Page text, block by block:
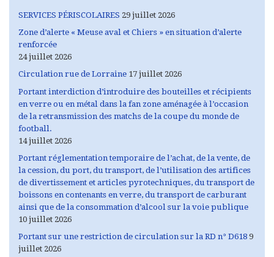
SERVICES PÉRISCOLAIRES 29 juillet 2026
Zone d’alerte « Meuse aval et Chiers » en situation d’alerte
renforcée
24 juillet 2026
Circulation rue de Lorraine 17 juillet 2026
Portant interdiction d’introduire des bouteilles et récipients
en verre ou en métal dans la fan zone aménagée à l’occasion
de la retransmission des matchs de la coupe du monde de
football.
14 juillet 2026
Portant réglementation temporaire de l’achat, de la vente, de
la cession, du port, du transport, de l’utilisation des artifices
de divertissement et articles pyrotechniques, du transport de
boissons en contenants en verre, du transport de carburant
ainsi que de la consommation d’alcool sur la voie publique
10 juillet 2026
Portant sur une restriction de circulation sur la RD n° D618 9
juillet 2026